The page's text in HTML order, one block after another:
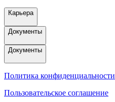
Карьера
Документы
Документы
Политика конфиденциальности
Пользовательское соглашение